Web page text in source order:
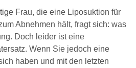
Frau, die eine Liposuktion für
Abnehmen hält, fragt sich: was
Doch leider ist eine
Wenn Sie jedoch eine
haben und mit den letzten